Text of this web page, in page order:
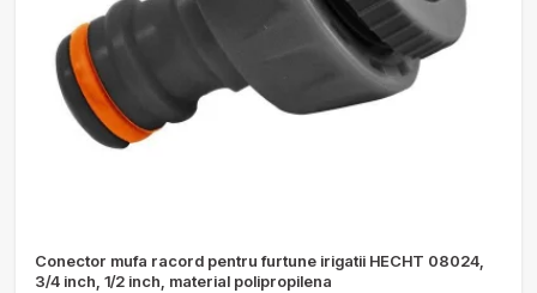
Conector mufa racord pentru furtune irigatii HECHT 08024,
3/4 inch, 1/2 inch, material polipropilena